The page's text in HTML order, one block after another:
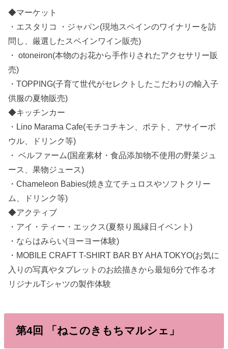
◆マーケット
・エスタリコ ・ジャパン(現地スペインのワイナリーを訪
問し、厳選したスペインワイン販売)
・ otoneiron(本物のお花から手作りされたアクセサリー販
売)
・TOPPING(子育て世代がセレクトしたこだわりの輸入子
供服の夏物販売)
◆キッチンカー
・Lino Marama Cafe(モチコチキン、ポテト、アサイーボ
ウル、ドリンク等)
・ ベルファーム(国産素材・食品添加物不使用の野菜ジュ
ース、果物ジュース)
・Chameleon Babies(焼き立てチュロスやソフトクリー
ム、ドリンク等)
◆アクティブ
・アイ・ティー・エックス(夏祭り風縁日イベント)
・ならはみらい(ヨーヨー体験)
・MOBILE CRAFT T-SHIRT BAR BY AHA TOKYO(お気に
入りの写真やタブレットのお絵描きから最短6分で作るオ
リジナルTシャツの製作体験
第4回 「ねこのきもちマルシェ」